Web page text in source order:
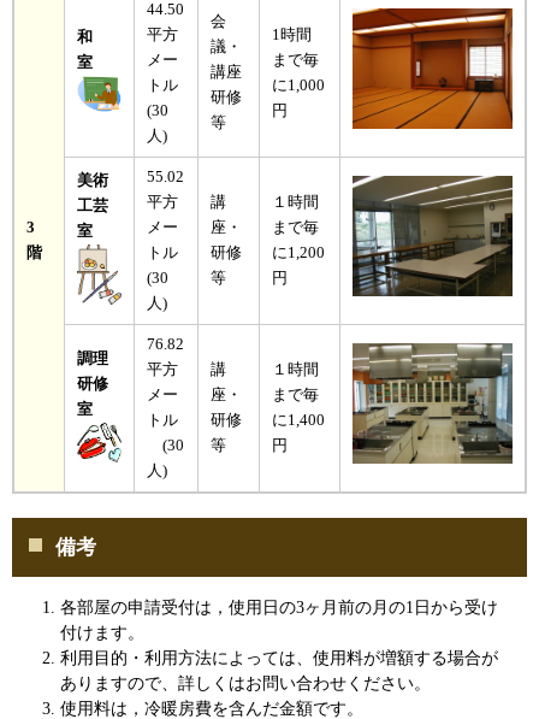
3
階
和
室
44.50
平方
メー
トル
(30
人)
会
議・
講座
研修
等
1時間
まで毎
に1,000
円
美術
工芸
室
55.02
平方
メー
トル
(30
人)
講
座・
研修
等
１時間
まで毎
に1,200
円
調理
研修
室
76.82
平方
メー
トル
(30
人)
講
座・
研修
等
１時間
まで毎
に1,400
円
備考
各部屋の申請受付は，使用日の3ヶ月前の月の1日から受け
付けます。
利用目的・利用方法によっては、使用料が増額する場合が
ありますので、詳しくはお問い合わせください。
使用料は，冷暖房費を含んだ金額です。